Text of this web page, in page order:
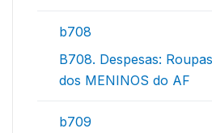
b708
B708. Despesas:
dos MENINOS do AF
b709